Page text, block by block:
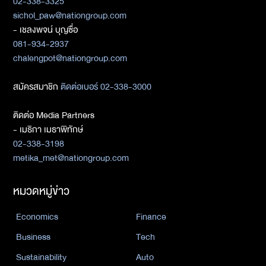
sichol_paw@nationgroup.com
- เชลงพจน์ บุญซื่อ
081-934-2937
chalengpot@nationgroup.com
สมัครสมาชิกติดต่อเบอร์ 02-338-3000
ติดต่อ Media Partners
- เมธิกา เมธาพิทักษ์
02-338-3198
metika_met@nationgroup.com
หมวดหมู่ข่าว
Economics
Finance
Business
Tech
Sustainability
Auto